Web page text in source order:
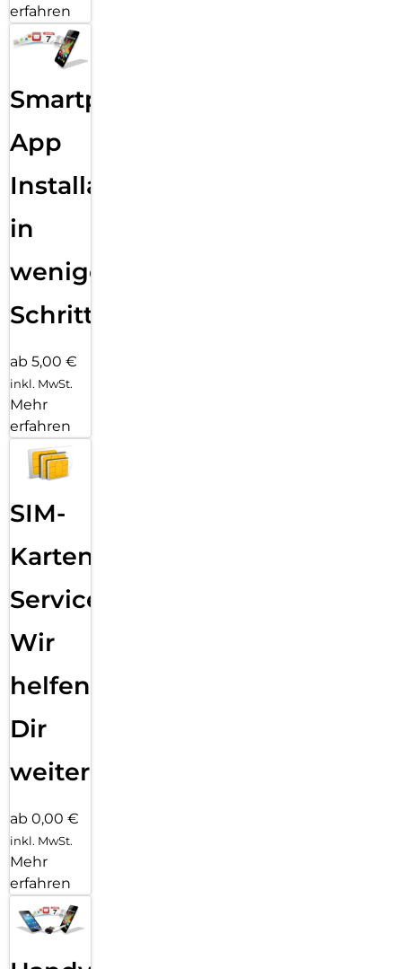
erfahren
Smartphone
App
Installation
in
wenigen
Schritten
ab 5,00 €
inkl. MwSt.
Mehr
erfahren
SIM-
Karten
Service:
Wir
helfen
Dir
weiter
ab 0,00 €
inkl. MwSt.
Mehr
erfahren